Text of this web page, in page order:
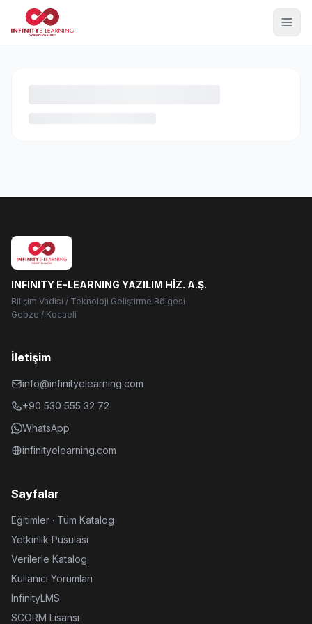
INFINITY E-LEARNING YAZILIM HİZ. A.Ş.
Bilişim Vadisi / Teknoloji Geliştirme Bölgesi
Gebze / Kocaeli
İletişim
info@infinityelearning.com
+90 530 555 32 72
WhatsApp
infinityelearning.com
Sayfalar
Eğitimler · Tüm Katalog
Yetkinlik Pusulası
Verilerle Katalog
Kullanıcı Yorumları
InfinityLMS
SCORM Lisansı